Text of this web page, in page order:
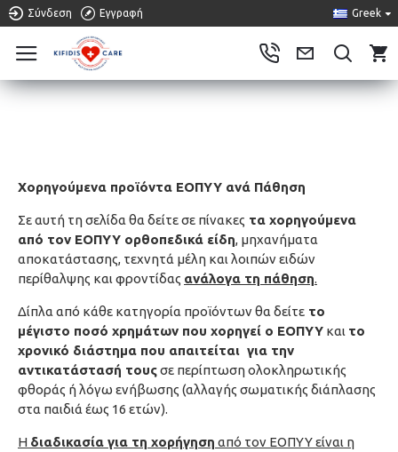
Σύνδεση Εγγραφή Greek
ΧΟΡΗΓΟΎΜΕΝΑ ΠΡΟΪΌΝΤΑ ΕΟΠΥΥ ΑΝΆ
Χορηγούμενα προϊόντα ΕΟΠΥΥ ανά Πάθηση
Σε αυτή τη σελίδα θα δείτε σε πίνακες τα χορηγούμενα
από τον ΕΟΠΥΥ ορθοπεδικά είδη, μηχανήματα
αποκατάστασης, τεχνητά μέλη και λοιπών ειδών
περίθαλψης και φροντίδας ανάλογα τη πάθηση.
Δίπλα από κάθε κατηγορία προϊόντων θα δείτε το
μέγιστο ποσό χρημάτων που χορηγεί ο ΕΟΠΥΥ και το
χρονικό διάστημα που απαιτείται για την
αντικατάστασή τουςσε περίπτωση ολοκληρωτικής
φθοράς ή λόγω ενήβωσης (αλλαγής σωματικής διάπλασης
στα παιδιά έως 16 ετών).
Η διαδικασία για τη χορήγηση από τον ΕΟΠΥΥ είναι η